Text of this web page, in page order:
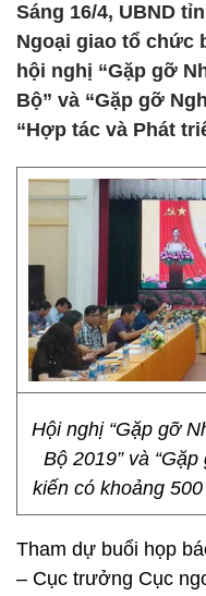
Sáng 16/4, UBND
Ngoại giao tổ chức
hội nghị “Gặp gỡ
Bộ” và “Gặp gỡ
“Hợp tác và Phát
Hội nghị “Gặp gỡ
Bộ 2019” và
kiến có khoảng
Tham dự buổi họp
– Cục trưởng Cục